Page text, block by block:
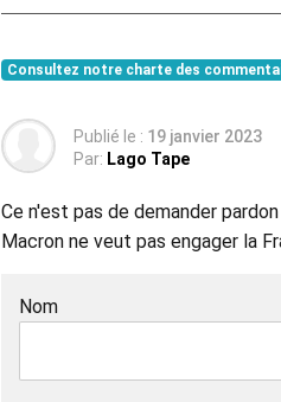
Consultez notre charte des
Publié le : 19 janvier 2023
Par: Lago Tape
Ce n'est pas de demander
Macron ne veut pas engager la
Nom